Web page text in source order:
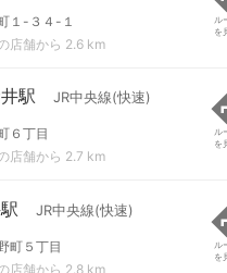
１-３４-１
店舗から 2.6 km
ル
を
駅 JR中央線(快速)
６丁目
店舗から 2.7 km
ル
を
JR中央線(快速)
町５丁目
店舗から 2.8 km
ル
を